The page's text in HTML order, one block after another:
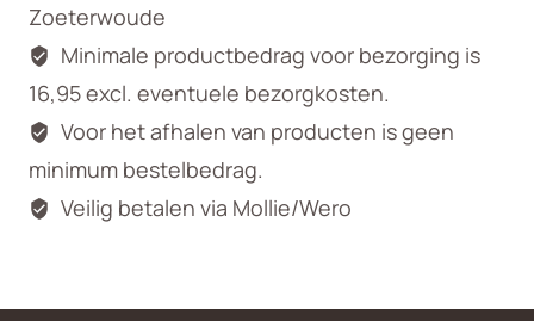
Zoeterwoude
Minimale productbedrag voor bezorging is
16,95 excl. eventuele bezorgkosten.
Voor het afhalen van producten is geen
minimum bestelbedrag.
Veilig betalen via Mollie/Wero